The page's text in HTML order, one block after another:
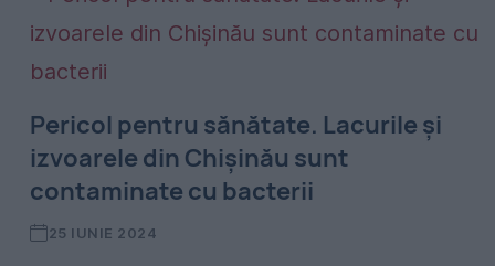
Pericol pentru sănătate. Lacurile și
izvoarele din Chișinău sunt
contaminate cu bacterii
25 IUNIE 2024